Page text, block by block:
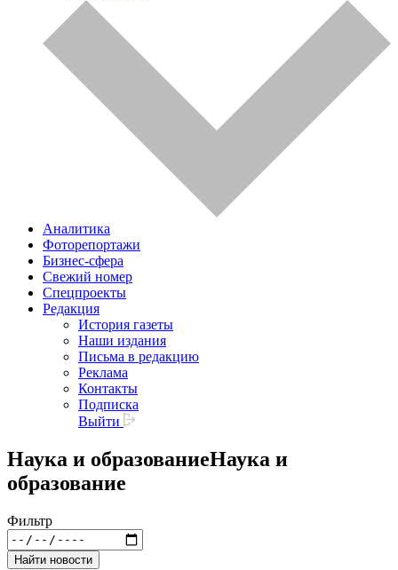
Аналитика
Фоторепортажи
Бизнес-сфера
Свежий номер
Спецпроекты
Редакция
История газеты
Наши издания
Письма в редакцию
Реклама
Контакты
Подписка
Выйти
Наука и образованиеНаука и
образование
Фильтр
Найти новости